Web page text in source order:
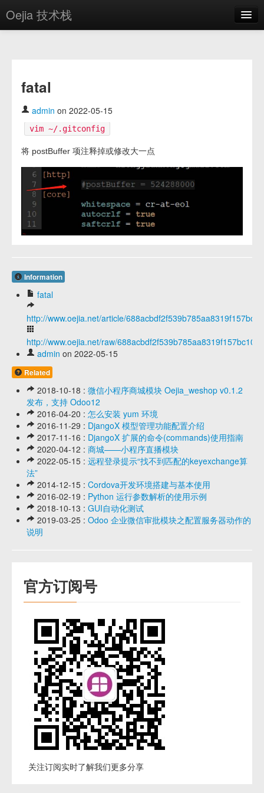
Oejia 技术栈
方案
OE学院
分享
关于
编辑器
fatal
admin on 2022-05-15
vim ~/.gitconfig
将 postBuffer 项注释掉或修改大一点
Information
fatal
http://www.oejia.net/article/
http://www.oejia.net/raw/688acbdf2f539b785aa8319f157bc102
admin on 2022-05-15
Related
2018-10-18 : 微信小程序商城模块 Oejia_weshop v0.1.2
发布，支持 Odoo12
2016-04-20 : 怎么安装 yum 环境
2016-11-29 : DjangoX 模型管理功能配置介绍
2017-11-16 : DjangoX 扩展的命令(commands)使用指南
2020-04-12 : 商城——小程序直播模块
2022-05-15 : 远程登录提示“找不到匹配的keyexchange算
法”
2014-12-15 : Cordova开发环境搭建与基本使用
2016-02-19 : Python 运行参数解析的使用示例
2018-10-13 : GUI自动化测试
2019-03-25 : Odoo 企业微信审批模块之配置服务器动作的
说明
官方订阅号
关注订阅实时了解我们更多分享